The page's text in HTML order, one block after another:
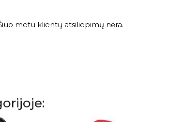
metu klientų atsiliepimų nėra.